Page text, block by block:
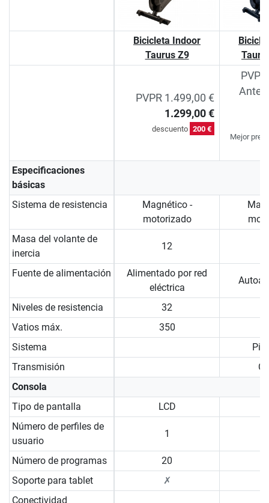
Bicicleta Indoor
Taurus Z9
PVPR 1.499,00 €
1.299,00 €
descuento 200 €
Antes
Mejor
Especificaciones
básicas
Sistema de resistencia
Magnético -
motorizado
Masa del volante de
inercia
12
Fuente de alimentación
Alimentado por red
eléctrica
Niveles de resistencia 32
Vatios máx.
350
Sistema
Transmisión
Consola
Tipo de pantalla
LCD
Número de perfiles de
usuario
1
Número de programas 20
Soporte para tablet
✗
Conectividad